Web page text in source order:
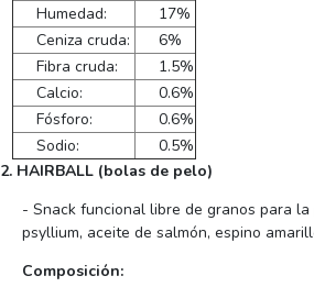
Humedad:
17%
Ceniza cruda:
6%
Fibra cruda:
1.5%
Calcio:
0.6%
Fósforo:
0.6%
Sodio:
0.5%
2. HAIRBALL (bolas de pelo)
- Snack funcional libre de granos para
psyllium, aceite de salmón, espino
Composición: